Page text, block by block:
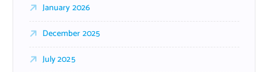
January 2026
December 2025
July 2025